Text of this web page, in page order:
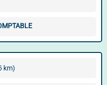
km)